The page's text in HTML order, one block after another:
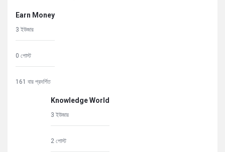
Earn Money
3 ইউজার
0 পোস্ট
161 বার প্রদর্শিত
Knowledge World
3 ইউজার
2 পোস্ট